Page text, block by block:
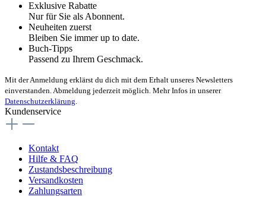
Exklusive Rabatte
Nur für Sie als Abonnent.
Neuheiten zuerst
Bleiben Sie immer up to date.
Buch-Tipps
Passend zu Ihrem Geschmack.
Mit der Anmeldung erklärst du dich mit dem Erhalt unseres Newsletters
einverstanden. Abmeldung jederzeit möglich. Mehr Infos in unserer
Datenschutzerklärung.
Kundenservice
Kontakt
Hilfe & FAQ
Zustandsbeschreibung
Versandkosten
Zahlungsarten